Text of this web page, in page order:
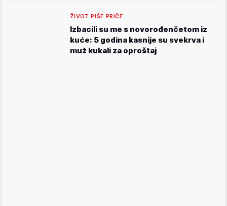
ŽIVOT PIŠE PRIČE
Izbacili su me s novorođenčetom iz
kuće: 5 godina kasnije su svekrva i
muž kukali za oproštaj